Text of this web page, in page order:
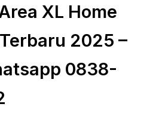
XL Home
2025 –
0838-